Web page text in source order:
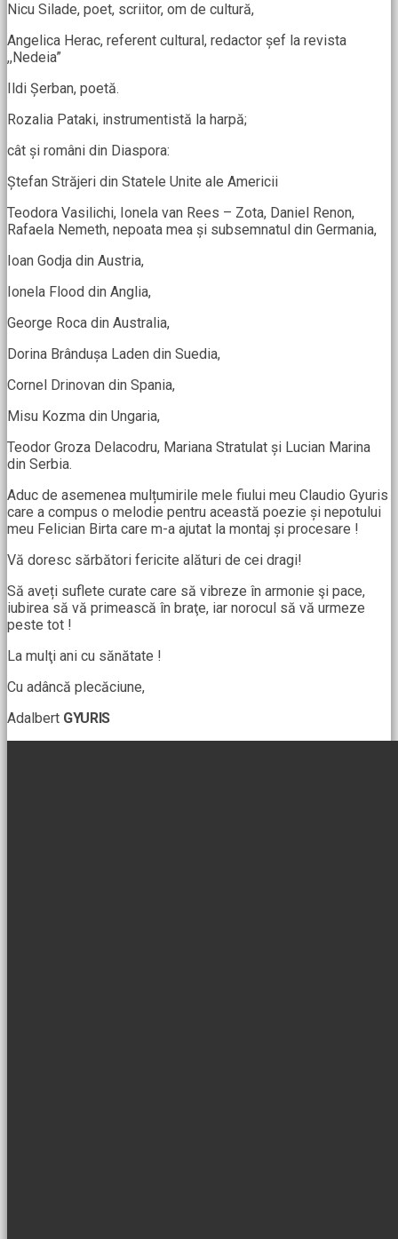
Nicu Silade, poet, scriitor, om de cultură,
Angelica Herac, referent cultural, redactor șef la revista
,,Nedeia”
Ildi Șerban, poetă.
Rozalia Pataki, instrumentistă la harpă;
cât și români din Diaspora:
Ștefan Străjeri din Statele Unite ale Americii
Teodora Vasilichi, Ionela van Rees – Zota, Daniel Renon,
Rafaela Nemeth, nepoata mea și subsemnatul din Germania,
Ioan Godja din Austria,
Ionela Flood din Anglia,
George Roca din Australia,
Dorina Brândușa Laden din Suedia,
Cornel Drinovan din Spania,
Misu Kozma din Ungaria,
Teodor Groza Delacodru, Mariana Stratulat și Lucian Marina
din Serbia.
Aduc de asemenea mulțumirile mele fiului meu Claudio Gyuris
care a compus o melodie pentru această poezie și nepotului
meu Felician Birta care m-a ajutat la montaj și procesare !
Vă doresc sărbători fericite alături de cei dragi!
Să aveți suflete curate care să vibreze în armonie şi pace,
iubirea să vă primească în braţe, iar norocul să vă urmeze
peste tot !
La mulţi ani cu sănătate !
Cu adâncă plecăciune,
Adalbert GYURIS